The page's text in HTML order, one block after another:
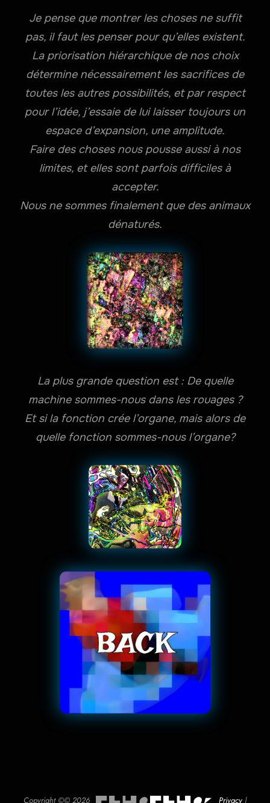
Je pense que montrer les choses ne suffit
pas, il faut les penser pour qu’elles existent.
La priorisation hiérarchique de nos choix
détermine nécessairement les sacrifices de
toutes les autres possibilités, et par respect
pour l’idée, j’essaie de lui laisser toujours un
espace d’expansion, une amplitude.
Faire des choses nous pousse aussi à nos
limites, et elles sont parfois difficiles à
accepter.
Nous ne sommes finalement que des animaux
dénaturés.
La plus grande question est : De quelle
machine sommes-nous dans les rouages ?
Et si la fonction crée l’organe, mais alors de
quelle fonction sommes-nous l’organe?
Copyright ©© 2026_ █▀ █▄▐▄█ ⬤ █▀ █▄▐▄█ ⬤ ◤_ Privacy |